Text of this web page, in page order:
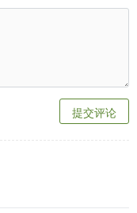
提交评论